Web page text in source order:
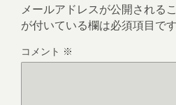
メールアドレスが公開される
が付いている欄は必須項目です
コメント ※